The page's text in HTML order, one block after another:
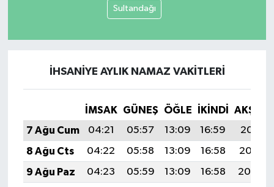
Sultandağı
İHSANIYE AYLIK NAMAZ VAKITLERI
İMSAK GÜNEŞ ÖĞLE İKINDI
AKŞAM
7 Ağu Cum
04:21 05:57 13:09 16:59
20:11
8 Ağu Cts
04:22 05:58 13:09 16:58
20:10
9 Ağu Paz
04:23 05:59 13:09 16:58
20:09